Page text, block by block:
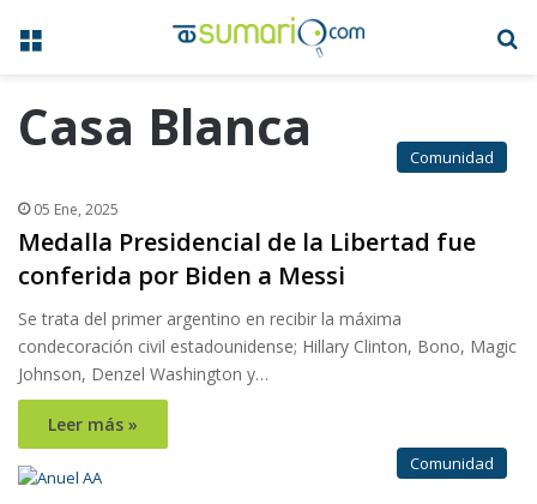
Menú
Casa Blanca Comunidad
05 Ene, 2025
Medalla Presidencial de la Libertad fue
conferida por Biden a Messi
Se trata del primer argentino en recibir la máxima
condecoración civil estadounidense; Hillary Clinton, Bono, Magic
Johnson, Denzel Washington y…
Leer más »
Comunidad